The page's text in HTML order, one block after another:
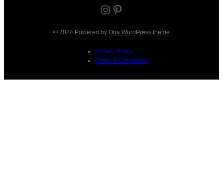
Instagram Pinterest
© 2024 Powered by Ona WordPress theme
Privacy Policy
Terms & Conditions